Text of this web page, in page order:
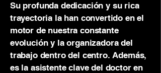
Su profunda dedicación y su rica
trayectoria la han convertido en el
motor de nuestra constante
evolución y la organizadora del
trabajo dentro del centro. Además,
es la asistente clave del doctor en